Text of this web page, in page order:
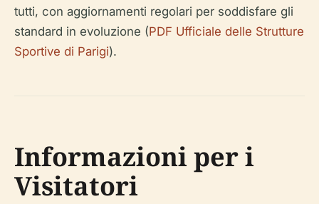
tutti, con aggiornamenti regolari per soddisfare gli
standard in evoluzione (PDF Ufficiale delle Strutture
Sportive di Parigi).
Informazioni per i
Visitatori